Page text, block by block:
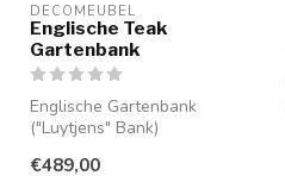
DECOMEUBEL
Englische Teak
Gartenbank
Englische Gartenbank
("Luytjens" Bank)
€489,00